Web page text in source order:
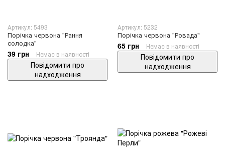
Артикул: 5493
Порічка червона "Рання
солодка"
39 грн Немає в наявності
Повідомити про
надходження
Артикул: 5232
Порічка червона "Ровада"
65 грн Немає в наявності
Повідомити про
надходження